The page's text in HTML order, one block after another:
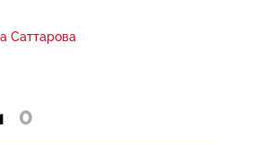
Саттарова
0